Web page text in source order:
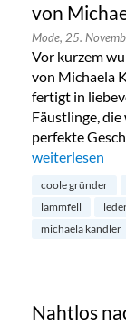
von
Mode, 25.
Vor kurzem
von Michaela
fertigt in
Fäustlinge,
perfekte
weiterlesen
coole gründer
lammfell
michaela kandler
Nahtlos